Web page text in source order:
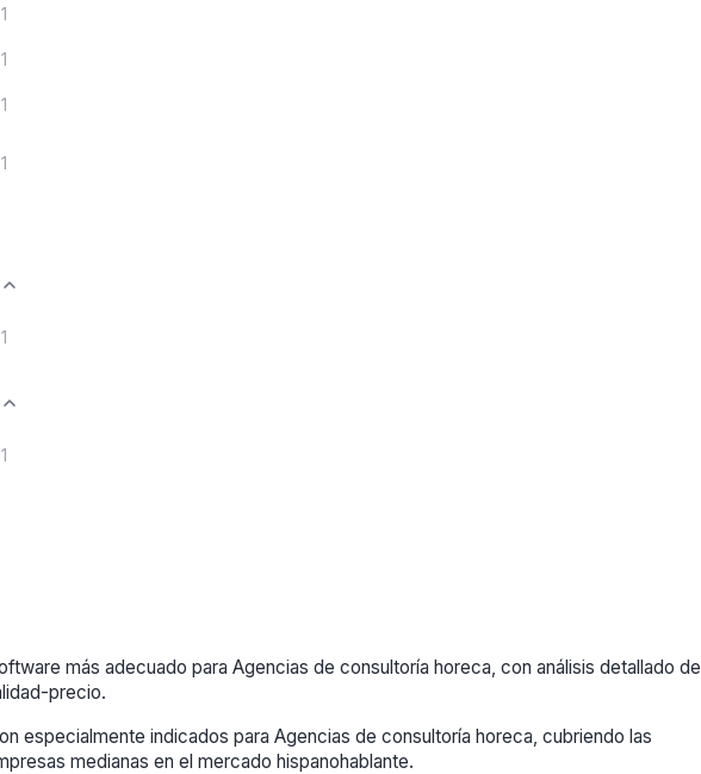
1
1
1
1
1
1
más adecuado para Agencias de consultoría horeca, con análisis detallado de
precio.
especialmente indicados para Agencias de consultoría horeca, cubriendo las
medianas en el mercado hispanohablante.